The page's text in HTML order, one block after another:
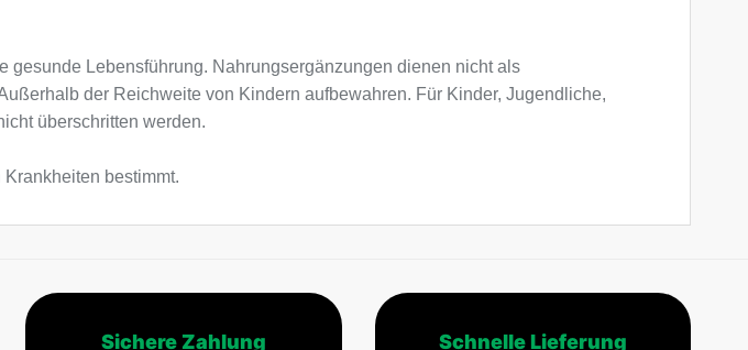
Lebensführung. Nahrungsergänzungen dienen nicht als
der Reichweite von Kindern aufbewahren. Für Kinder, Jugendliche,
überschritten werden.
bestimmt.
Sichere Zahlung Schnelle Lieferung